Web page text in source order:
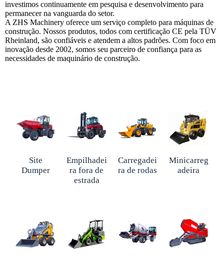
investimos continuamente em pesquisa e desenvolvimento para
permanecer na vanguarda do setor.
A ZHS Machinery oferece um serviço completo para máquinas de
construção. Nossos produtos, todos com certificação CE pela TÜV
Rheinland, são confiáveis e atendem a altos padrões. Com foco em
inovação desde 2002, somos seu parceiro de confiança para as
necessidades de maquinário de construção.
Site
Dumper
Empilhadei
ra fora de
estrada
Carregadei
ra de rodas
Minicarreg
adeira